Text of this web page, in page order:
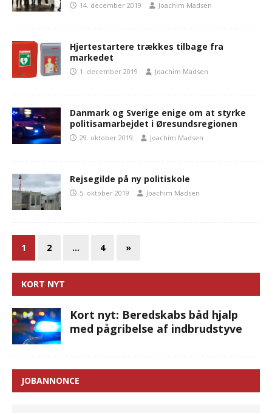
14. december 2019 Joachim Madsen
Hjertestartere trækkes tilbage fra
markedet
1. december 2019 Joachim Madsen
Danmark og Sverige enige om at styrke
politisamarbejdet i Øresundsregionen
29. oktober 2019 Joachim Madsen
Rejsegilde på ny politiskole
5. oktober 2019 Joachim Madsen
1 2 … 4 »
KORT NYT
Kort nyt: Beredskabs båd hjalp
med pågribelse af indbrudstyve
JOBANNONCE